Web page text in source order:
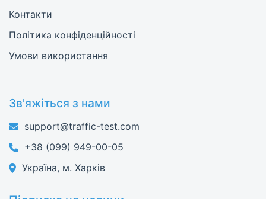
Контакти
Політика конфіденційності
Умови використання
Зв'яжіться з нами
support@traffic-test.com
+38 (099) 949-00-05
Україна, м. Харків